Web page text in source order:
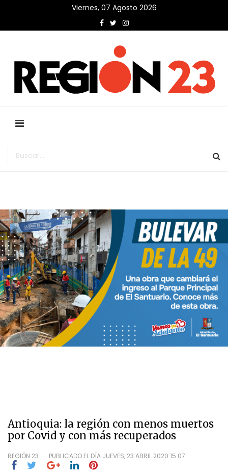
Viernes, 07 Agosto 2026
Antioquia: la región con menos muertos
por Covid y con más recuperados
REGIÓN 23 PUBLICADO EL DÍA JUEVES, 23 ABRIL 2020 15:07